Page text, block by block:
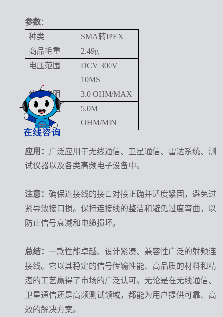
参数：
种类
SMA转IPEX
商品毛重
2.49g
电压范围
DCV 300V
10MS
传导电阻
3.0 OHM/MAX
绝缘电阻
5.0M
OHM/MIN
应用： 广泛应用于无线通信、卫星通信、雷达系统、测
试仪器以及各类高频电子设备中。
注意： 确保连接线的接口对接正确并适度紧固，避免过
紧导致接口损。保持连接线的整洁和避免过度弯曲，以
防止信号衰减和电缆损坏。
总结： 一款性能卓越、设计紧凑、兼容性广泛的射频连
接线。它以其稳定的信号传输性能、高品质的材料和精
湛的工艺赢得了市场的广泛认可。无论是在无线通信、
卫星通信还是高频测试领域，都能为用户提供可靠、高
效的解决方案。